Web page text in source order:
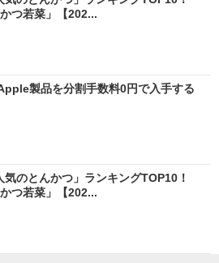
つ若菜」【202...
製品を分割手数料0円で入手する
気のとんかつ」ランキングTOP10！
つ若菜」【202...